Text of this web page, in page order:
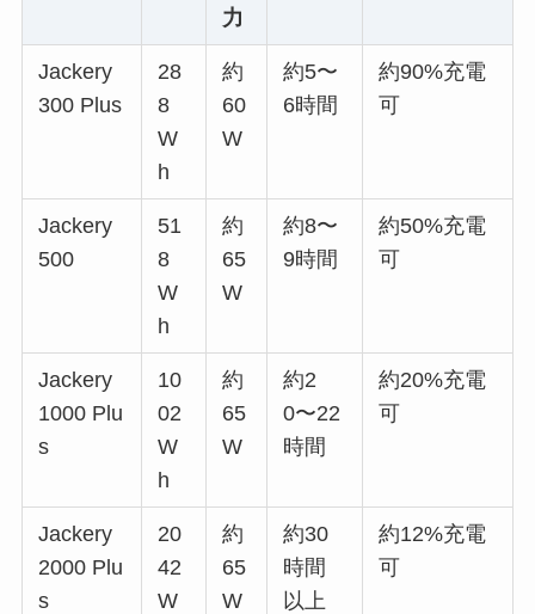
力
Jackery
300 Plus
28
8
W
h
約
60
W
約5〜
6時間
約90%充電
可
Jackery
500
51
8
W
h
約
65
W
約8〜
9時間
約50%充電
可
Jackery
1000 Plu
s
10
02
W
h
約
65
W
約2
0〜22
時間
約20%充電
可
Jackery
2000 Plu
s
20
42
W
約
65
W
約30
時間
以上
約12%充電
可